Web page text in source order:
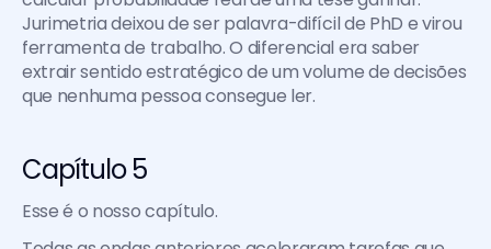
Jurimetria deixou de ser palavra-difícil de PhD e virou
ferramenta de trabalho. O diferencial era saber
extrair sentido estratégico de um volume de decisões
que nenhuma pessoa consegue ler.
Capítulo 5
Esse é o nosso capítulo.